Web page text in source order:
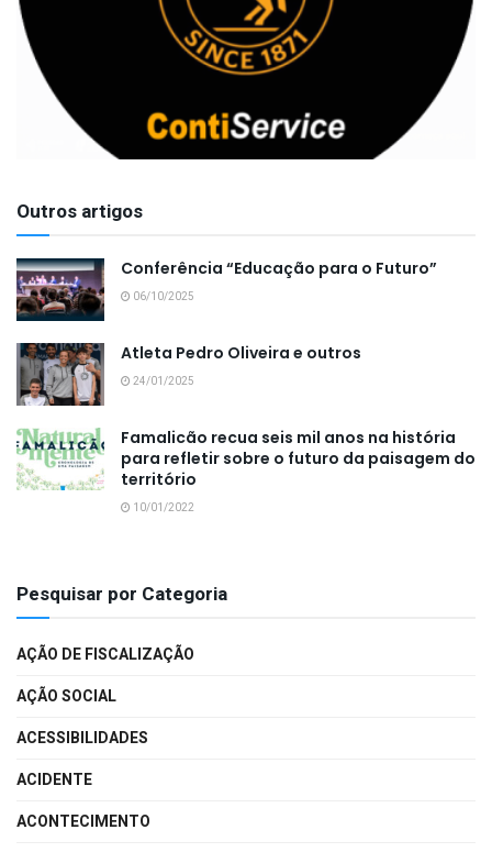
Outros artigos
Conferência “Educação para o Futuro”
06/10/2025
Atleta Pedro Oliveira e outros
24/01/2025
Famalicão recua seis mil anos na história
para refletir sobre o futuro da paisagem do
território
10/01/2022
Pesquisar por Categoria
AÇÃO DE FISCALIZAÇÃO
AÇÃO SOCIAL
ACESSIBILIDADES
ACIDENTE
ACONTECIMENTO